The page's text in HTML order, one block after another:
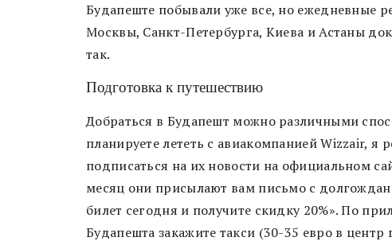
Будапеште побывали уже все, но ежедневные
Москвы, Санкт-Петербурга, Киева и Астаны
так.
Подготовка к путешествию
Добраться в Будапешт можно различными
планируете лететь с авиакомпанией Wizzair, я
подписаться на их новости на официальном
месяц они присылают вам письмо с
билет сегодня и получите скидку 20%». По
Будапешта закажите такси (30-35 евро в центр